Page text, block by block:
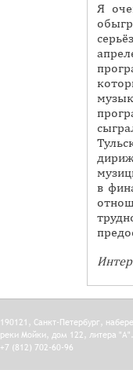
Я
в
190121, Санкт-Петербург,
реки Мойки, дом 122, литера "А".
+7 (812) 702-60-96